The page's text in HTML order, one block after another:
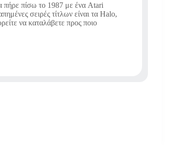
πίσω το 1987 με ένα Atari
σειρές τίτλων είναι τα Halo,
να καταλάβετε προς ποιο